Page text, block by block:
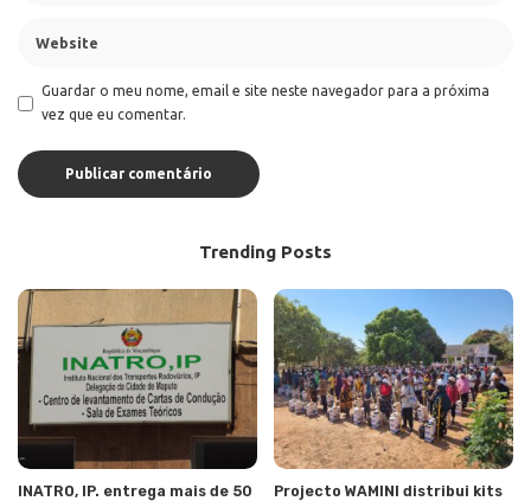
Guardar o meu nome, email e site neste navegador para a próxima
vez que eu comentar.
Trending Posts
INATRO, IP. entrega mais de 50
Projecto WAMINI distribui kits